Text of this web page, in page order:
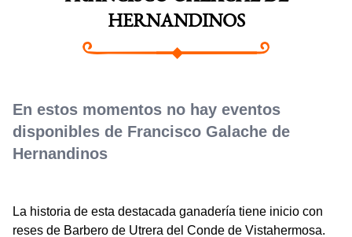
HERNANDINOS
En estos momentos no hay eventos
disponibles de Francisco Galache de
Hernandinos
La historia de esta destacada ganadería tiene inicio con
reses de Barbero de Utrera del Conde de Vistahermosa.